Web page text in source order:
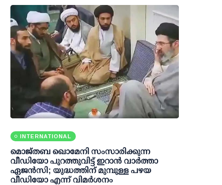
INTERNATIONAL
മൊജ്തബ ഖൊമേനി സംസാരിക്കുന്ന
വീഡിയോ പുറത്തുവിട്ട് ഇറാന്‍ വാര്‍ത്താ
ഏജന്‍സി; യുദ്ധത്തിന് മുമ്പുള്ള പഴയ
വീഡിയോ എന്ന് വിമര്‍ശനം